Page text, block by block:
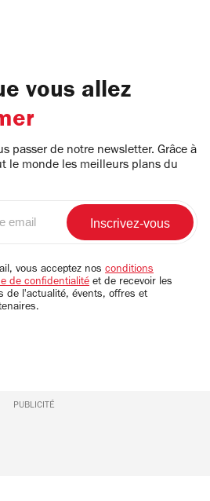
vous allez
passer de notre newsletter. Grâce à
le monde les meilleurs plans du
vous acceptez nos conditions
de confidentialité et de recevoir les
de l'actualité, évents, offres et
PUBLICITÉ